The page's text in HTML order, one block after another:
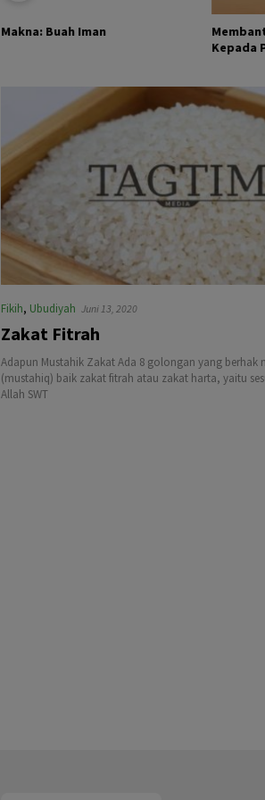
Makna: Buah Iman
Kepada
Fikih, Ubudiyah Juni 13, 2020
Zakat Fitrah
Adapun Mustahik Zakat Ada 8 golongan yang berhak
(mustahiq) baik zakat fitrah atau zakat harta, yaitu
Allah SWT